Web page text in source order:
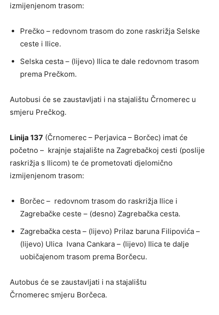
izmijenjenom trasom:
Prečko – redovnom trasom do zone raskrižja Selske
ceste i Ilice.
Selska cesta – (lijevo) Ilica te dale redovnom trasom
prema Prečkom.
Autobusi će se zaustavljati i na stajalištu Črnomerec u
smjeru Prečkog.
Linija 137 (Črnomerec – Perjavica – Borčec) imat će
početno – krajnje stajalište na Zagrebačkoj cesti (poslije
raskrižja s Ilicom) te će prometovati djelomično
izmijenjenom trasom:
Borčec – redovnom trasom do raskrižja Ilice i
Zagrebačke ceste – (desno) Zagrebačka cesta.
Zagrebačka cesta – (lijevo) Prilaz baruna Filipovića –
(lijevo) Ulica Ivana Cankara – (lijevo) Ilica te dalje
uobičajenom trasom prema Borčecu.
Autobus će se zaustavljati i na stajalištu
Črnomerec smjeru Borčeca.